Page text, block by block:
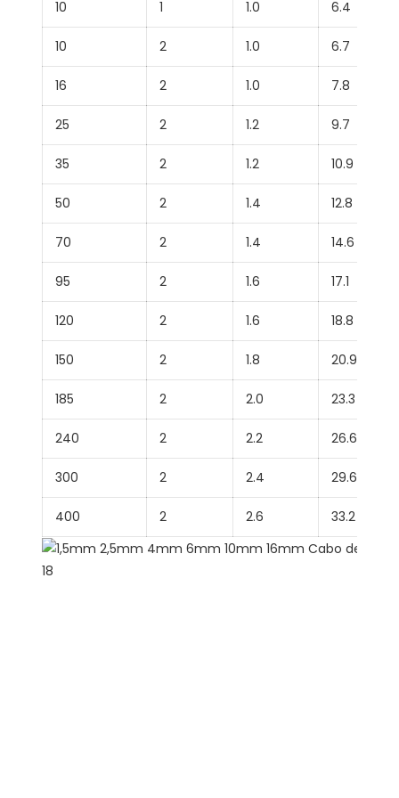
10 1 1.0 6.4
10 2 1.0 6.7
16 2 1.0 7.8
25 2 1.2 9.7
35 2 1.2 10.9
50 2 1.4 12.8
70 2 1.4 14.6
95 2 1.6 17.1
120 2 1.6 18.8
150 2 1.8 20.9
185 2 2.0 23.3
240 2 2.2 26.6
300 2 2.4 29.6
400 2 2.6 33.2